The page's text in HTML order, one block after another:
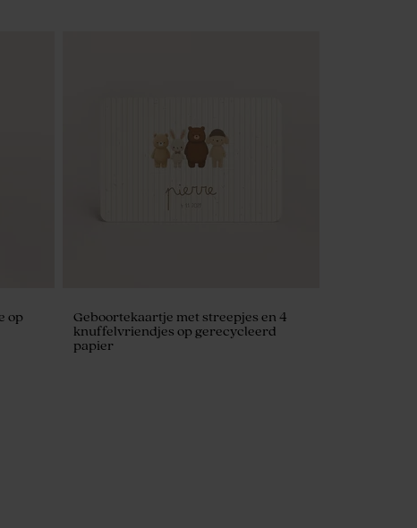
op
Geboortekaartje met streepjes en 4
knuffelvriendjes op gerecycleerd
papier